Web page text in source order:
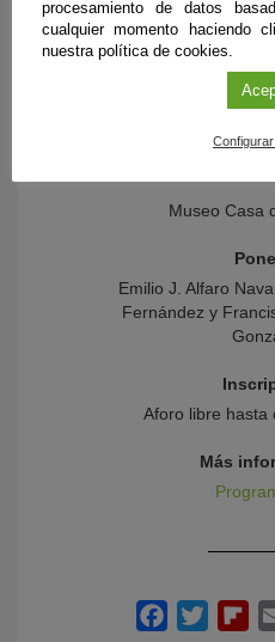
gigantes”
Museo Casa de la
Museo Casa
Emilio J. Alfaro
Fernández y
Aforo libre hasta
Más
procesamiento de datos
cualquier momento haciendo
nuestra política de cookies.